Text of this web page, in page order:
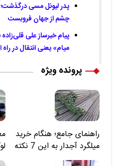
چشم از جهان فروبست
پیام خبرساز علی
میام» یعنی انتقال در
پرونده ویژه
راهنمای جامع؛ هنگام خرید
میلگرد آجدار به این 7 نکته
توجه کنید